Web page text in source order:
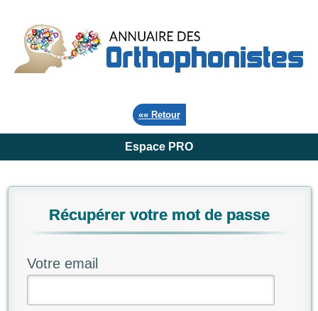
«« Retour
Espace PRO
Récupérer votre mot de passe
Votre email